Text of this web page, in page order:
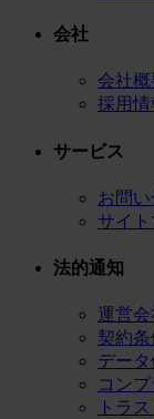
会社
会社概
採用情
サービス
お問
サイ
法的通知
運営
契約
データ
コン
トラ